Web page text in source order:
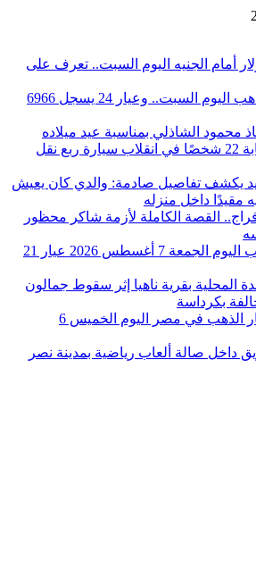
أمام الجنيه اليوم السبت.. تعرف على
استقرار أسعار الذهب اليوم السبت.. وعيار 24 يسجل 6966
مصرع سيدة وإصابة 22 شخصًا في انقلاب سيارة ربع نقل
يكشف تفاصيل صادمة: والدي كان يعيش
مقيدًا داخل منزله
القصة الكاملة لأزمة شاكر محظور
ارتفاع أسعار الذهب اليوم الجمعة 7 أغسطس 2026 عيار 21
المحلية بقرية ناهيا إثر سقوط جمالون
بكرداسة
تحديث جديد لأسعار الذهب في مصر اليوم الخميس 6
داخل صالة ألعاب رياضية بمدينة نصر